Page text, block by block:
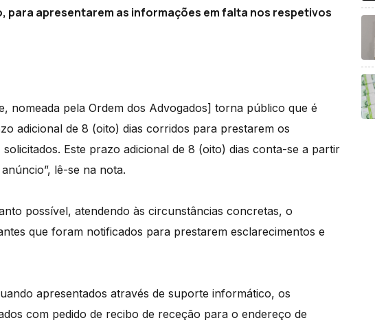
para apresentarem as informações em falta nos respetivos
nomeada pela Ordem dos Advogados] torna público que é
adicional de 8 (oito) dias corridos para prestarem os
Este prazo adicional de 8 (oito) dias conta-se a partir
lê-se na nota.
possível, atendendo às circunstâncias concretas, o
que foram notificados para prestarem esclarecimentos e
apresentados através de suporte informático, os
com pedido de recibo de receção para o endereço de